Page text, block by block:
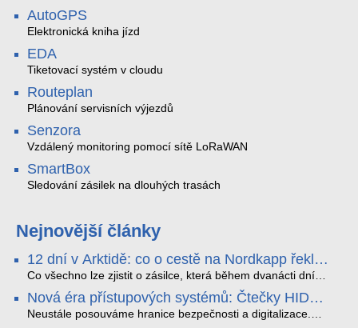
AutoGPS
Elektronická kniha jízd
EDA
Tiketovací systém v cloudu
Routeplan
Plánování servisních výjezdů
Senzora
Vzdálený monitoring pomocí sítě LoRaWAN
SmartBox
Sledování zásilek na dlouhých trasách
Nejnovější články
12 dní v Arktidě: co o cestě na Nordkapp řekla
data ze SMARTBOX 2 MAX
Co všechno lze zjistit o zásilce, která během dvanácti dní
projede Arktidou? SMARTBOX 2 MAX jsme vzali na trasu z
Tromsø přes Lofoty, Kirunu a finské Laponsko až na
Nordkapp. Bez jediného dobití, v mrazu až −13 °C a mimo
Nová éra přístupových systémů: Čtečky HID
Signo
Neustále posouváme hranice bezpečnosti a digitalizace.